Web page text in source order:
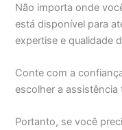
Não importa onde
está disponível para
expertise e qualidade
Conte com a
escolher a
Portanto, se você